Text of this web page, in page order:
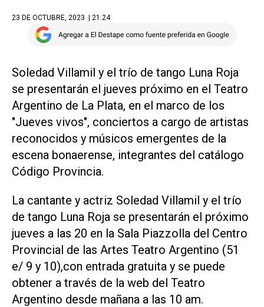
23 DE OCTUBRE, 2023 | 21.24
Soledad Villamil y el trío de tango Luna Roja
se presentarán el jueves próximo en el Teatro
Argentino de La Plata, en el marco de los
"Jueves vivos", conciertos a cargo de artistas
reconocidos y músicos emergentes de la
escena bonaerense, integrantes del catálogo
Código Provincia.
La cantante y actriz Soledad Villamil y el trío
de tango Luna Roja se presentarán el próximo
jueves a las 20 en la Sala Piazzolla del Centro
Provincial de las Artes Teatro Argentino (51
e/ 9 y 10),con entrada gratuita y se puede
obtener a través de la web del Teatro
Argentino desde mañana a las 10 am.